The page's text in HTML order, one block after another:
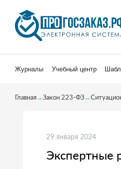
Журналы Учебный центр
Главная→Закон 223-ФЗ→
29 января 2024
Экспертные